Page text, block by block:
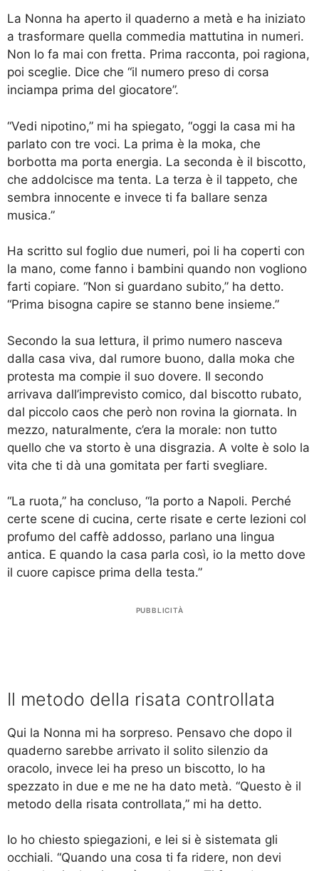
La Nonna ha aperto il quaderno a metà e ha iniziato
a trasformare quella commedia mattutina in numeri.
Non lo fa mai con fretta. Prima racconta, poi ragiona,
poi sceglie. Dice che “il numero preso di corsa
inciampa prima del giocatore”.
“Vedi nipotino,” mi ha spiegato, “oggi la casa mi ha
parlato con tre voci. La prima è la moka, che
borbotta ma porta energia. La seconda è il biscotto,
che addolcisce ma tenta. La terza è il tappeto, che
sembra innocente e invece ti fa ballare senza
musica.”
Ha scritto sul foglio due numeri, poi li ha coperti con
la mano, come fanno i bambini quando non vogliono
farti copiare. “Non si guardano subito,” ha detto.
“Prima bisogna capire se stanno bene insieme.”
Secondo la sua lettura, il primo numero nasceva
dalla casa viva, dal rumore buono, dalla moka che
protesta ma compie il suo dovere. Il secondo
arrivava dall’imprevisto comico, dal biscotto rubato,
dal piccolo caos che però non rovina la giornata. In
mezzo, naturalmente, c’era la morale: non tutto
quello che va storto è una disgrazia. A volte è solo la
vita che ti dà una gomitata per farti svegliare.
“La ruota,” ha concluso, “la porto a Napoli. Perché
certe scene di cucina, certe risate e certe lezioni col
profumo del caffè addosso, parlano una lingua
antica. E quando la casa parla così, io la metto dove
il cuore capisce prima della testa.”
PUBBLICITÀ
Il metodo della risata controllata
Qui la Nonna mi ha sorpreso. Pensavo che dopo il
quaderno sarebbe arrivato il solito silenzio da
oracolo, invece lei ha preso un biscotto, lo ha
spezzato in due e me ne ha dato metà. “Questo è il
metodo della risata controllata,” mi ha detto.
Io ho chiesto spiegazioni, e lei si è sistemata gli
occhiali. “Quando una cosa ti fa ridere, non devi